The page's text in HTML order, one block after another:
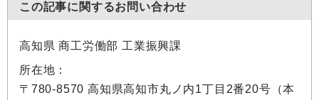
この記事に関するお問い合わせ
高知県 商工労働部 工業振興課
所在地：
〒780-8570 高知県高知市丸ノ内1丁目2番20号（本